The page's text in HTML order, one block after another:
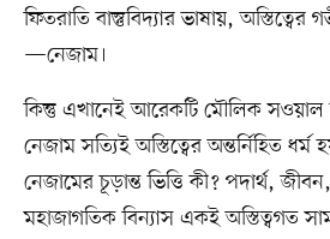
ফিতরাতি বাস্তুবিদ্যার ভাষায়,
—নেজাম।
কিন্তু এখানেই আরেকটি মৌলিক
নেজাম সত্যিই অস্তিত্বের অন্তর্নিহিত
নেজামের চূড়ান্ত ভিত্তি কী? পদার্থ,
মহাজাগতিক বিন্যাস একই অস্তিত্বগত